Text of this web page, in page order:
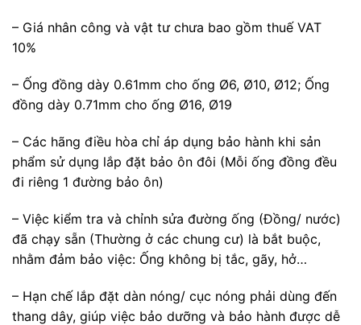
– Giá nhân công và vật tư chưa bao gồm thuế VAT
10%
– Ống đồng dày 0.61mm cho ống Ø6, Ø10, Ø12; Ống
đồng dày 0.71mm cho ống Ø16, Ø19
– Các hãng điều hòa chỉ áp dụng bảo hành khi sản
phẩm sử dụng lắp đặt bảo ôn đôi (Mỗi ống đồng đều
đi riêng 1 đường bảo ôn)
– Việc kiểm tra và chỉnh sửa đường ống (Đồng/ nước)
đã chạy sẵn (Thường ở các chung cư) là bắt buộc,
nhằm đảm bảo việc: Ống không bị tắc, gãy, hở…
– Hạn chế lắp đặt dàn nóng/ cục nóng phải dùng đến
thang dây, giúp việc bảo dưỡng và bảo hành được dễ